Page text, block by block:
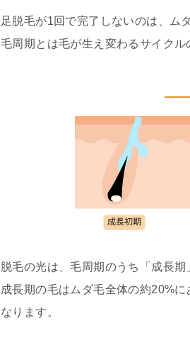
足脱毛が1回で完了しないのは、ム
毛周期とは毛が生え変わるサイク
脱毛の光は、毛周期のうち「成長期
成長期の毛はムダ毛全体の約20%
なります。